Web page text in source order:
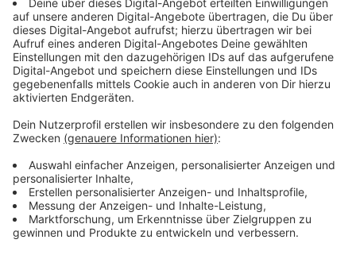
Anzeige
Zeitplan beim Stadtlauf Alpen — von Bambini
bis zehn Kilometer
Los geht es um 17 Uhr mit den Bambini-Läufen. Die
sind für die Kleinsten kostenlos. Um 17.30 Uhr folgt
ein Ein-Kilometer-Lauf für Schülerinnen und Schüler.
Um 18 Uhr startet der Zwei-Kilometer-Lauf. Ab 18.30